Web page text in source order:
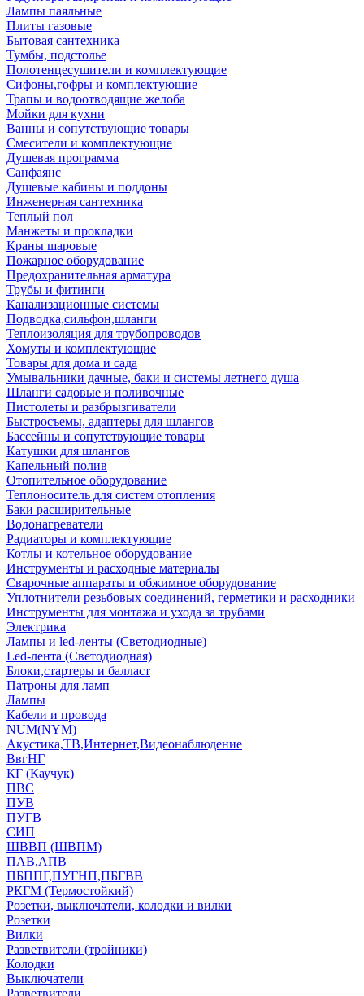
Лампы паяльные
Плиты газовые
Бытовая сантехника
Тумбы, подстолье
Полотенцесушители и комплектующие
Сифоны,гофры и комплектующие
Трапы и водоотводящие желоба
Мойки для кухни
Ванны и сопутствующие товары
Смесители и комплектующие
Душевая программа
Санфаянс
Душевые кабины и поддоны
Инженерная сантехника
Теплый пол
Манжеты и прокладки
Краны шаровые
Пожарное оборудование
Предохранительная арматура
Трубы и фитинги
Канализационные системы
Подводка,сильфон,шланги
Теплоизоляция для трубопроводов
Хомуты и комплектующие
Товары для дома и сада
Умывальники дачные, баки и системы летнего душа
Шланги садовые и поливочные
Пистолеты и разбрызгиватели
Быстросъемы, адаптеры для шлангов
Бассейны и сопутствующие товары
Катушки для шлангов
Капельный полив
Отопительное оборудование
Теплоноситель для систем отопления
Баки расширительные
Водонагреватели
Радиаторы и комплектующие
Котлы и котельное оборудование
Инструменты и расходные материалы
Сварочные аппараты и обжимное оборудование
Уплотнители резьбовых соединений, герметики и расходники
Инструменты для монтажа и ухода за трубами
Электрика
Лампы и led-ленты (Светодиодные)
Led-лента (Светодиодная)
Блоки,стартеры и балласт
Патроны для ламп
Лампы
Кабели и провода
NUM(NYM)
Акустика,ТВ,Интернет,Видеонаблюдение
ВвгНГ
КГ (Каучук)
ПВС
ПУВ
ПУГВ
СИП
ШВВП (ШВПМ)
ПАВ,АПВ
ПБППГ,ПУГНП,ПБГВВ
РКГМ (Термостойкий)
Розетки, выключатели, колодки и вилки
Розетки
Вилки
Разветвители (тройники)
Колодки
Выключатели
Разветвители